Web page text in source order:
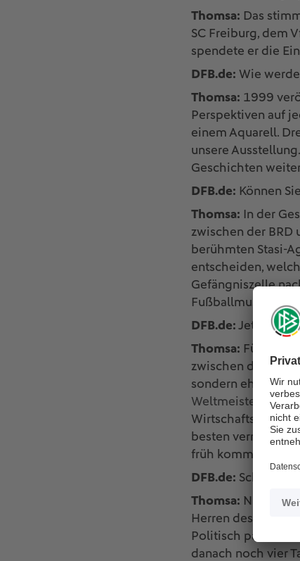
Thomsa: Das
SC Freiburg, dem
spendete er die
DFB.de: Wie
Thomsa: 1999
Perspektiven auf
einem Aquarell.
unsere
Geschichten
DFB.de: Können
Thomsa: In der
zwischen der BRD
berühmten Stasi-
entscheiden,
Gefängniszelle
Fußballmuseum
DFB.de: Jetzt
Thomsa: Für das
zwischen dem VfB
sondern eher
Weltmeisterschaft
besten vermarkten
früh kommen.
DFB.de: Schnürte
Thomsa: Nicht
Herren des TSV
Politisch passend
danach noch vier